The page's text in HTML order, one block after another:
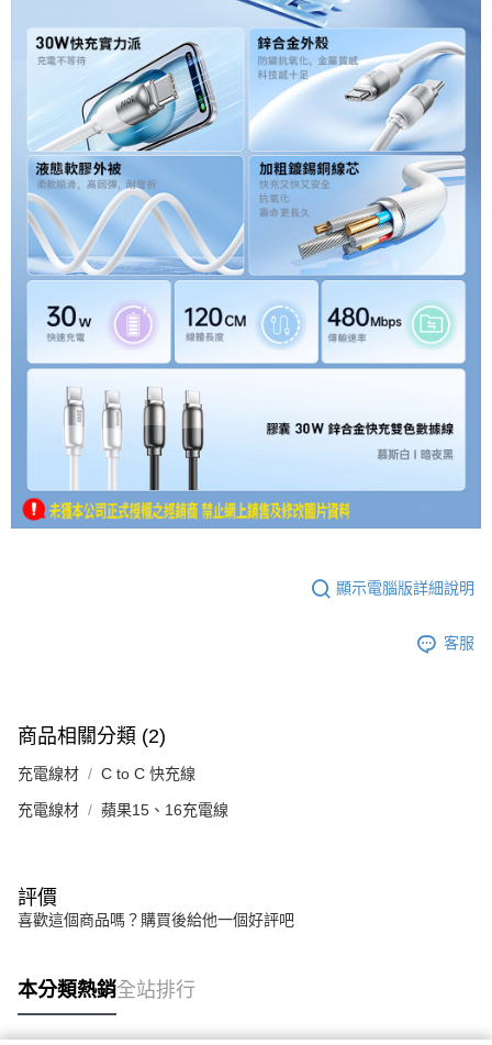
顯示電腦版詳細說明
客服
商品相關分類 (2)
充電線材 C to C 快充線
充電線材 蘋果15、16充電線
評價
喜歡這個商品嗎？購買後給他一個好評吧
本分類熱銷全站排行